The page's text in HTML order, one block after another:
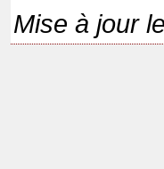
Mise à jour